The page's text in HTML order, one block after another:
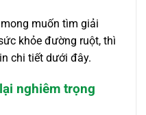
muốn tìm giải
khỏe đường ruột, thì
chi tiết dưới đây.
nghiêm trọng